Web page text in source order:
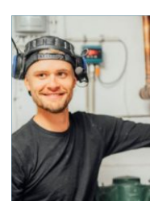
viktigaste skydd mot
regn, snö och fukt, och
en i tid genomförd
renovering kan sp...